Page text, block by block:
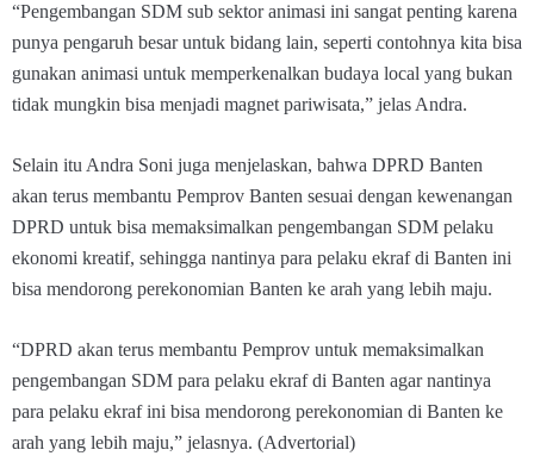
“Pengembangan SDM sub sektor animasi ini sangat penting karena
punya pengaruh besar untuk bidang lain, seperti contohnya kita bisa
gunakan animasi untuk memperkenalkan budaya local yang bukan
tidak mungkin bisa menjadi magnet pariwisata,” jelas Andra.
Selain itu Andra Soni juga menjelaskan, bahwa DPRD Banten
akan terus membantu Pemprov Banten sesuai dengan kewenangan
DPRD untuk bisa memaksimalkan pengembangan SDM pelaku
ekonomi kreatif, sehingga nantinya para pelaku ekraf di Banten ini
bisa mendorong perekonomian Banten ke arah yang lebih maju.
“DPRD akan terus membantu Pemprov untuk memaksimalkan
pengembangan SDM para pelaku ekraf di Banten agar nantinya
para pelaku ekraf ini bisa mendorong perekonomian di Banten ke
arah yang lebih maju,” jelasnya. (Advertorial)